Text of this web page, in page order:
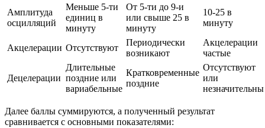
Амплитуда
осцилляций
Меньше 5-ти
единиц в
минуту
От 5-ти до 9-и
или свыше 25 в
минуту
10-25 в
минуту
Акцелерации Отсутствуют
Периодически
возникают
Акцелерации
частые
Децелерации
Длительные
поздние или
вариабельные
Кратковременные
поздние
Отсутствуют
или
незначительны
Далее баллы суммируются, а полученный результат
сравнивается с основными показателями: